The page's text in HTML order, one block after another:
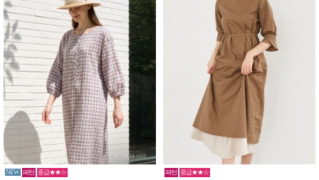
NEW 패턴 중급★★☆ 패턴 중급★★☆